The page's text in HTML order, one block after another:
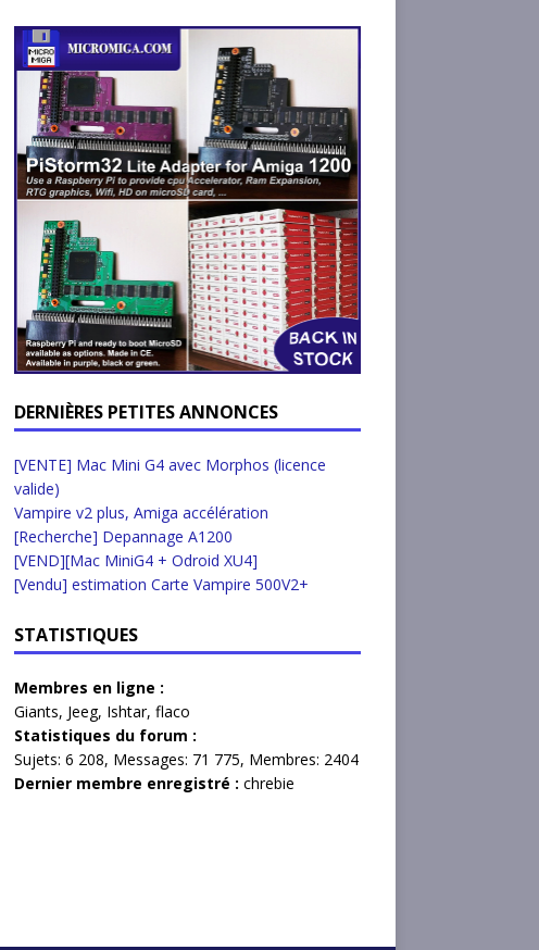
DERNIÈRES PETITES ANNONCES
[VENTE] Mac Mini G4 avec Morphos (licence
valide)
Vampire v2 plus, Amiga accélération
[Recherche] Depannage A1200
[VEND][Mac MiniG4 + Odroid XU4]
[Vendu] estimation Carte Vampire 500V2+
STATISTIQUES
Membres en ligne :
Giants, Jeeg, Ishtar, flaco
Statistiques du forum :
Sujets: 6 208, Messages: 71 775, Membres: 2404
Dernier membre enregistré : chrebie